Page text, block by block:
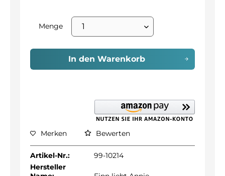
Menge
In den Warenkorb
Merken Bewerten
Artikel-Nr.:
99-10214
Hersteller